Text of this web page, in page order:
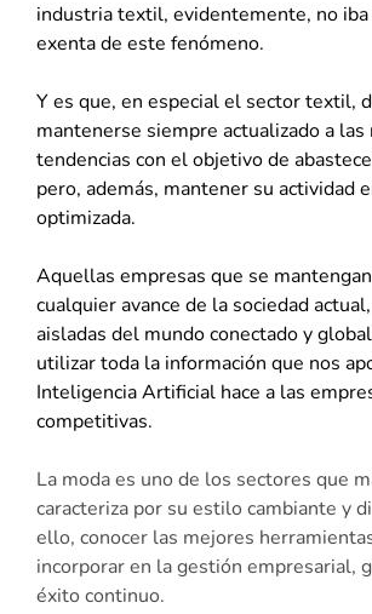
industria textil, evidentemente, no iba
exenta de este fenómeno.
Y es que, en especial el sector textil,
mantenerse siempre actualizado a las
tendencias con el objetivo de
pero, además, mantener su actividad
optimizada.
Aquellas empresas que se
cualquier avance de la sociedad
aisladas del mundo conectado y
utilizar toda la información que nos
Inteligencia Artificial hace a las
competitivas.
La moda es uno de los sectores que
caracteriza por su estilo cambiante y
ello, conocer las mejores
incorporar en la gestión empresarial,
éxito continuo.